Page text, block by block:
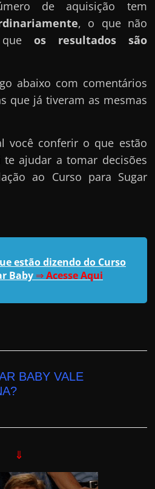
de aquisição tem
, o que não
os resultados são
abaixo com comentários
que já tiveram as mesmas
você conferir o que estão
ajudar a tomar decisões
ao Curso para Sugar
estão dizendo do Curso
Baby ⇒Acesse Aqui
BABY VALE
⇓